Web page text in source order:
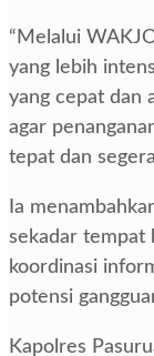
“Melalui
yang lebih
yang cepat dan
agar
tepat dan
Ia
sekadar tempat
koordinasi
potensi
Kapolres